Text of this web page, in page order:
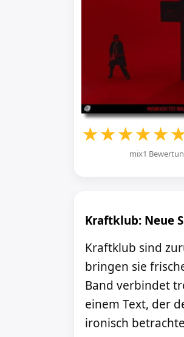
★★★★★
mix1
Kraftklub: Neue
Kraftklub sind
bringen sie
Band verbindet
einem Text, der
ironisch